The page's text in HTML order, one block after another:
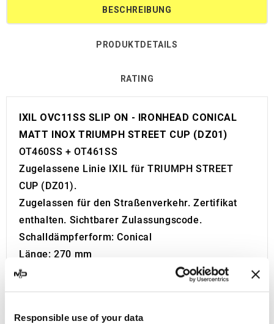
Responsible use of your data
BESCHREIBUNG
PRODUKTDETAILS
RATING
IXIL OVC11SS SLIP ON - IRONHEAD CONICAL
MATT INOX TRIUMPH STREET CUP (DZ01)
OT460SS + OT461SS
Zugelassene Linie IXIL für TRIUMPH STREET
CUP (DZ01).
Zugelassen für den Straßenverkehr. Zertifikat
enthalten. Sichtbarer Zulassungscode.
Schalldämpferform: Conical
Länge: 270 mm
Gewicht: 2,1 Kg